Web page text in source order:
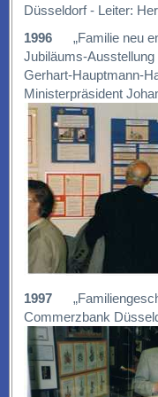
Düsseldorf - Leiter:
1996„Familie neu
Jubiläums-
Gerhart-Hauptmann-
Ministerpräsident
1997
Commerzbank